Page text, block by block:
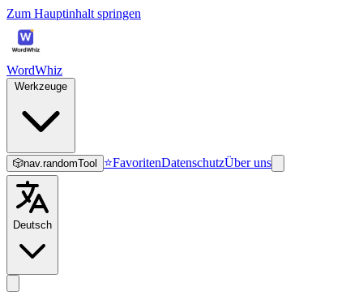
Zum Hauptinhalt springen
WordWhiz
🎲nav.randomTool ⭐FavoritenDatenschutzÜber uns
Deutsch